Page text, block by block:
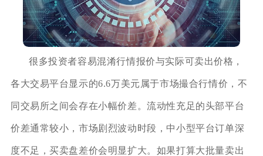
很多投资者容易混淆行情报价与实际可卖出价格，
各大交易平台显示的6.6万美元属于市场撮合行情价，不
同交易所之间会存在小幅价差。流动性充足的头部平台
价差通常较小，市场剧烈波动时段，中小型平台订单深
度不足，买卖盘差价会明显扩大。如果打算大批量卖出